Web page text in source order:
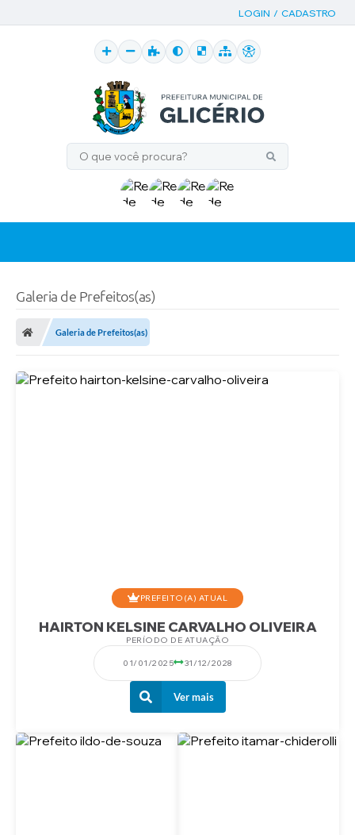
LOGIN / CADASTRO
Galeria de Prefeitos(as)
Galeria de Prefeitos(as)
PREFEITO(A) ATUAL
HAIRTON KELSINE CARVALHO OLIVEIRA
PERÍODO DE ATUAÇÃO
01/01/2025 31/12/2028
Ver mais